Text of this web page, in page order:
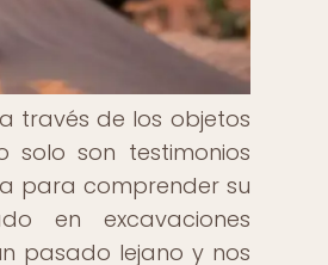
través de los objetos
solo son testimonios
para comprender su
en excavaciones
pasado lejano y nos